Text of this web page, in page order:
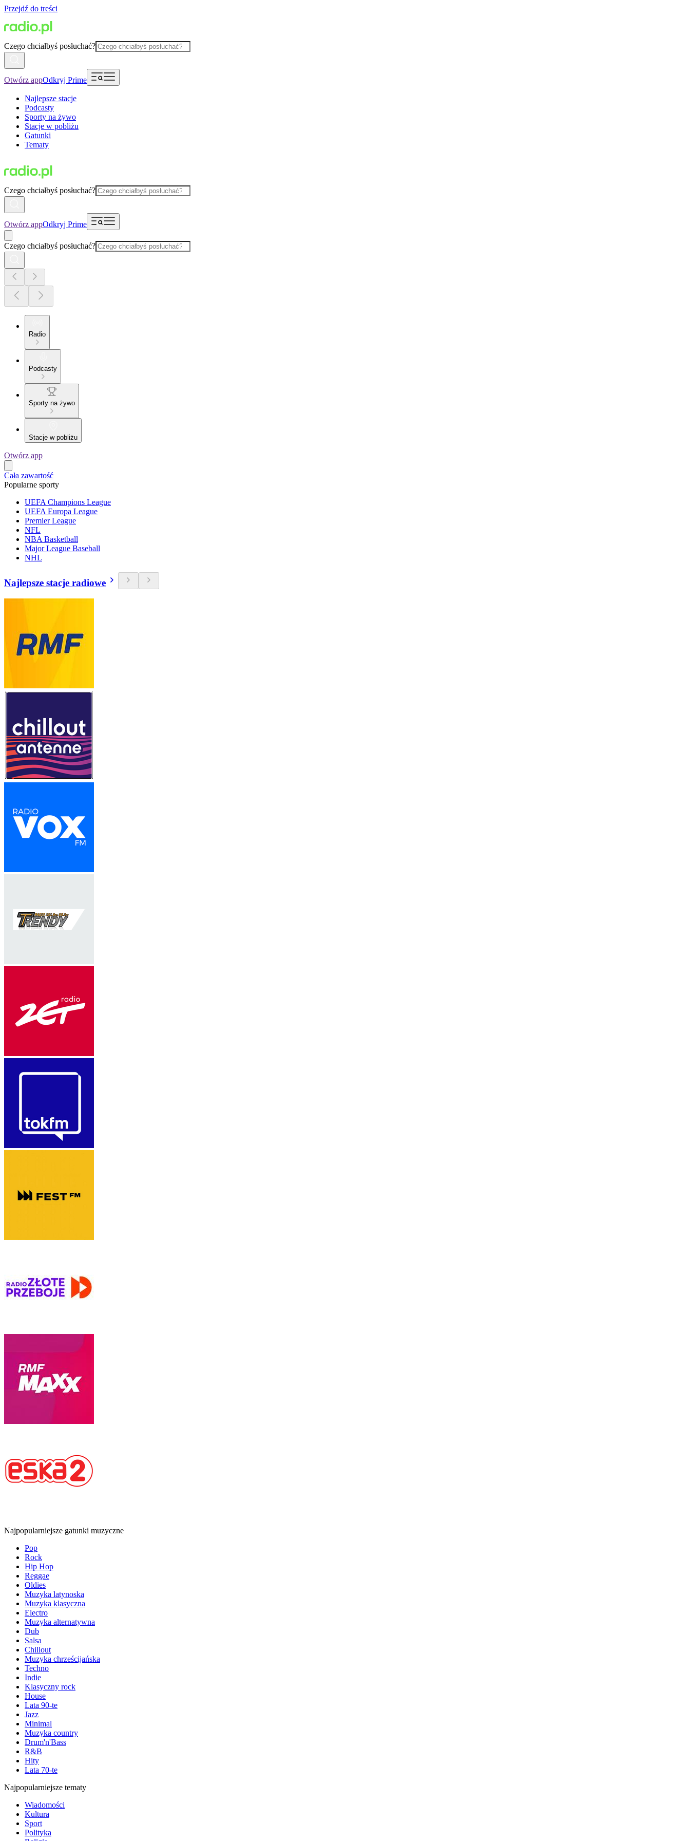
Przejdź do treści
Czego chciałbyś posłuchać?
Otwórz appOdkryj Prime
Najlepsze stacje
Podcasty
Sporty na żywo
Stacje w pobliżu
Gatunki
Tematy
Czego chciałbyś posłuchać?
Otwórz appOdkryj Prime
Czego chciałbyś posłuchać?
Radio
Podcasty
Sporty na żywo
Stacje w pobliżu
Otwórz app
Cała zawartość
Popularne sporty
UEFA Champions League
UEFA Europa League
Premier League
NFL
NBA Basketball
Major League Baseball
NHL
Najlepsze stacje radiowe
Najpopularniejsze gatunki muzyczne
Pop
Rock
Hip Hop
Reggae
Oldies
Muzyka latynoska
Muzyka klasyczna
Electro
Muzyka alternatywna
Dub
Salsa
Chillout
Muzyka chrześcijańska
Techno
Indie
Klasyczny rock
House
Lata 90-te
Jazz
Minimal
Muzyka country
Drum'n'Bass
R&B
Hity
Lata 70-te
Najpopularniejsze tematy
Wiadomości
Kultura
Sport
Polityka